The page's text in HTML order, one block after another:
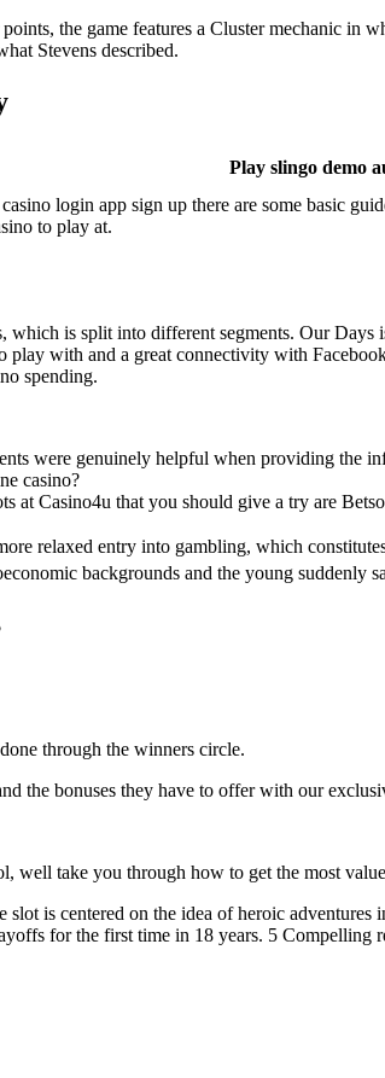
the game features a Cluster mechanic
Stevens described.
Play slingo demo
login app sign up there are some basic
to play at.
which is split into different segments. Our
with and a great connectivity with
spending.
were genuinely helpful when providing the
casino?
at Casino4u that you should give a try are
relaxed entry into gambling, which
backgrounds and the young suddenly
through the winners circle.
the bonuses they have to offer with our
well take you through how to get the most
is centered on the idea of heroic
for the first time in 18 years. 5 Compelling